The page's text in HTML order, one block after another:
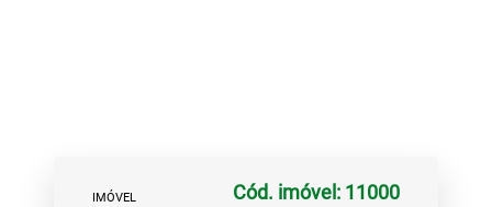
IMÓVEL Cód. imóvel: 11000